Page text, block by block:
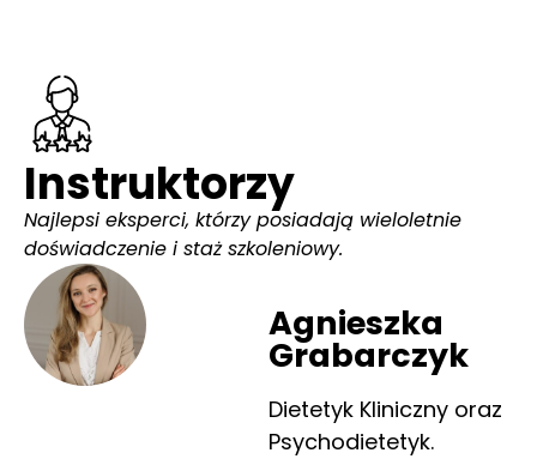
Instruktorzy
Najlepsi eksperci, którzy posiadają wieloletnie
doświadczenie i staż szkoleniowy.
Agnieszka
Grabarczyk
Dietetyk Kliniczny oraz
Psychodietetyk.